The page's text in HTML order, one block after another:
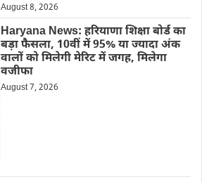
August 8, 2026
Haryana News: हरियाणा शिक्षा बोर्ड का
बड़ा फैसला, 10वीं में 95% या ज्यादा अंक
वालों को मिलेगी मेरिट में जगह, मिलेगा
वजीफा
August 7, 2026